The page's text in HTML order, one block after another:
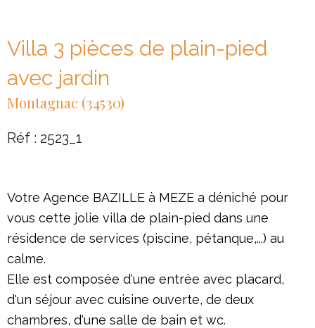
Villa 3 pièces de plain-pied
avec jardin
Montagnac (34530)
Réf : 2523_1
Votre Agence BAZILLE à MEZE a déniché pour
vous cette jolie villa de plain-pied dans une
résidence de services (piscine, pétanque,...) au
calme.
Elle est composée d'une entrée avec placard,
d'un séjour avec cuisine ouverte, de deux
chambres, d'une salle de bain et wc.